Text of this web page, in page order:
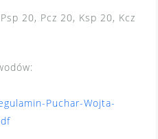
20, Pcz 20, Ksp 20, Kcz
Puchar-Wojta-